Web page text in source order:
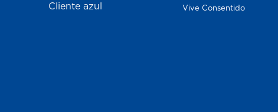
Cliente azul
Vive Consentido